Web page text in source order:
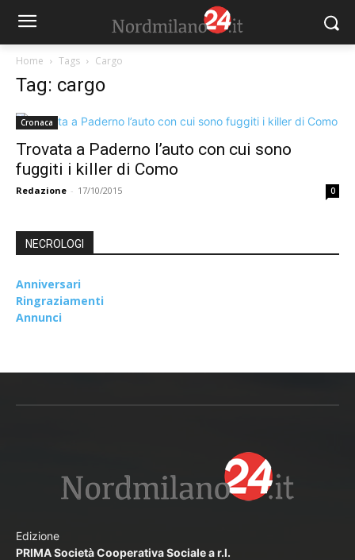
Home Tags Cargo
Tag: cargo
Cronaca
Trovata a Paderno l’auto con cui sono
fuggiti i killer di Como
Redazione - 17/10/2015 0
NECROLOGI
Anniversari
Ringraziamenti
Annunci
Edizione
PRIMA Società Cooperativa Sociale a r.l.